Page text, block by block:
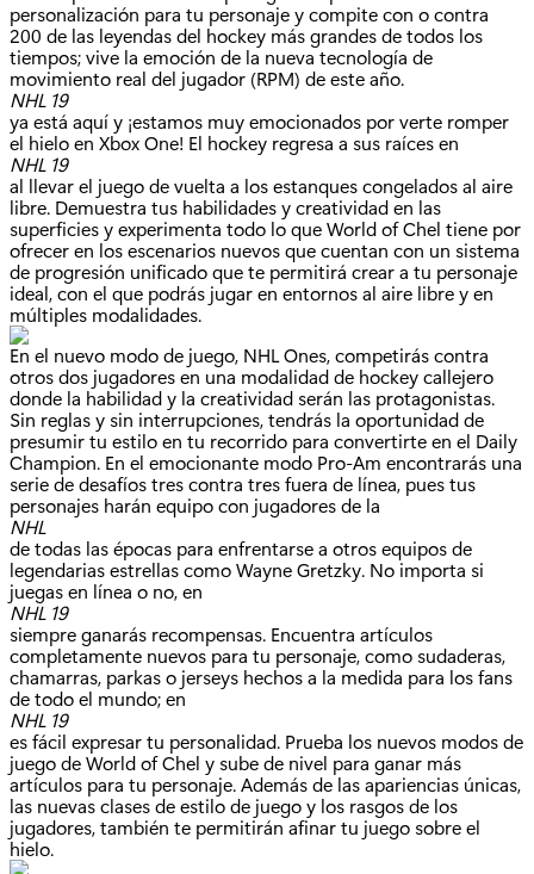
personalización para tu personaje y compite con o contra
200 de las leyendas del hockey más grandes de todos los
tiempos; vive la emoción de la nueva tecnología de
movimiento real del jugador (RPM) de este año.
NHL 19
ya está aquí y ¡estamos muy emocionados por verte romper
el hielo en Xbox One! El hockey regresa a sus raíces en
NHL 19
al llevar el juego de vuelta a los estanques congelados al aire
libre. Demuestra tus habilidades y creatividad en las
superficies y experimenta todo lo que World of Chel tiene por
ofrecer en los escenarios nuevos que cuentan con un sistema
de progresión unificado que te permitirá crear a tu personaje
ideal, con el que podrás jugar en entornos al aire libre y en
múltiples modalidades.
En el nuevo modo de juego, NHL Ones, competirás contra
otros dos jugadores en una modalidad de hockey callejero
donde la habilidad y la creatividad serán las protagonistas.
Sin reglas y sin interrupciones, tendrás la oportunidad de
presumir tu estilo en tu recorrido para convertirte en el Daily
Champion. En el emocionante modo Pro-Am encontrarás una
serie de desafíos tres contra tres fuera de línea, pues tus
personajes harán equipo con jugadores de la
NHL
de todas las épocas para enfrentarse a otros equipos de
legendarias estrellas como Wayne Gretzky. No importa si
juegas en línea o no, en
NHL 19
siempre ganarás recompensas. Encuentra artículos
completamente nuevos para tu personaje, como sudaderas,
chamarras, parkas o jerseys hechos a la medida para los fans
de todo el mundo; en
NHL 19
es fácil expresar tu personalidad. Prueba los nuevos modos de
juego de World of Chel y sube de nivel para ganar más
artículos para tu personaje. Además de las apariencias únicas,
las nuevas clases de estilo de juego y los rasgos de los
jugadores, también te permitirán afinar tu juego sobre el
hielo.